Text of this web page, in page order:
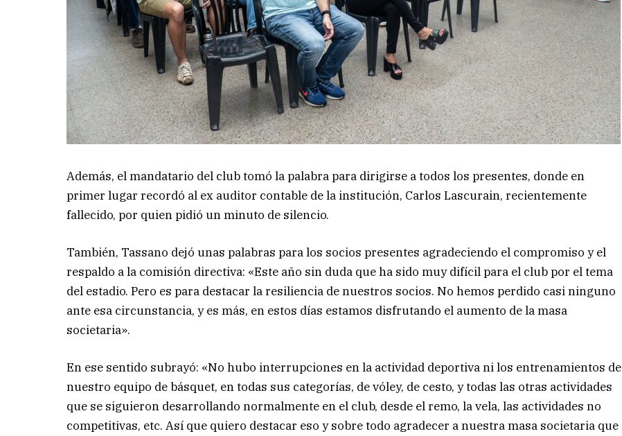
Además, el mandatario del club tomó la palabra para dirigirse a todos los presentes, donde en
primer lugar recordó al ex auditor contable de la institución, Carlos Lascurain, recientemente
fallecido, por quien pidió un minuto de silencio.
También, Tassano dejó unas palabras para los socios presentes agradeciendo el compromiso y el
respaldo a la comisión directiva: «Este año sin duda que ha sido muy difícil para el club por el tema
del estadio. Pero es para destacar la resiliencia de nuestros socios. No hemos perdido casi ninguno
ante esa circunstancia, y es más, en estos días estamos disfrutando el aumento de la masa
societaria».
En ese sentido subrayó: «No hubo interrupciones en la actividad deportiva ni los entrenamientos de
nuestro equipo de básquet, en todas sus categorías, de vóley, de cesto, y todas las otras actividades
que se siguieron desarrollando normalmente en el club, desde el remo, la vela, las actividades no
competitivas, etc. Así que quiero destacar eso y sobre todo agradecer a nuestra masa societaria que